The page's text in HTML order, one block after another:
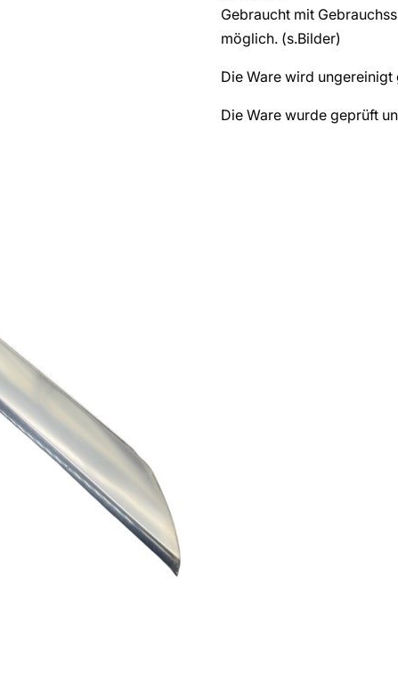
Gebraucht mit
möglich. (s.Bilder)
Die Ware wird ungereinigt
Die Ware wurde geprüft